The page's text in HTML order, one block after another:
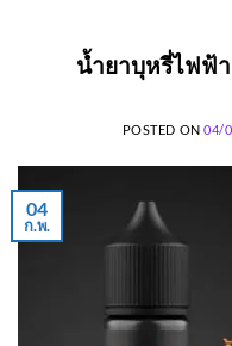
น้ำยาบุหรี่ไฟฟ้
POSTED ON04/
04
ก.พ.